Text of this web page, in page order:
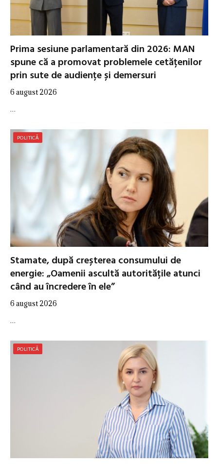
Prima sesiune parlamentară din 2026: MAN
spune că a promovat problemele cetățenilor
prin sute de audiențe și demersuri
6 august 2026
…
POLITICĂ
Stamate, după creșterea consumului de
energie: „Oamenii ascultă autoritățile atunci
când au încredere în ele”
6 august 2026
…
POLITICĂ